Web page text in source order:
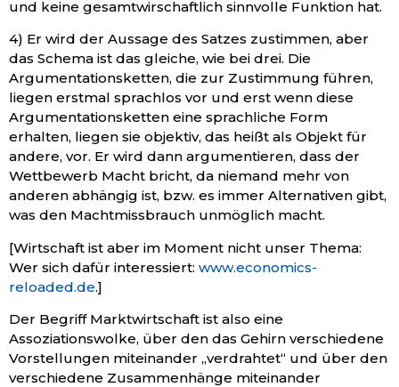
und keine gesamtwirschaftlich sinnvolle Funktion hat.
4) Er wird der Aussage des Satzes zustimmen, aber
das Schema ist das gleiche, wie bei drei. Die
Argumentationsketten, die zur Zustimmung führen,
liegen erstmal sprachlos vor und erst wenn diese
Argumentationsketten eine sprachliche Form
erhalten, liegen sie objektiv, das heißt als Objekt für
andere, vor. Er wird dann argumentieren, dass der
Wettbewerb Macht bricht, da niemand mehr von
anderen abhängig ist, bzw. es immer Alternativen gibt,
was den Machtmissbrauch unmöglich macht.
[Wirtschaft ist aber im Moment nicht unser Thema:
Wer sich dafür interessiert: www.economics-
reloaded.de.]
Der Begriff Marktwirtschaft ist also eine
Assoziationswolke, über den das Gehirn verschiedene
Vorstellungen miteinander „verdrahtet“ und über den
verschiedene Zusammenhänge miteinander